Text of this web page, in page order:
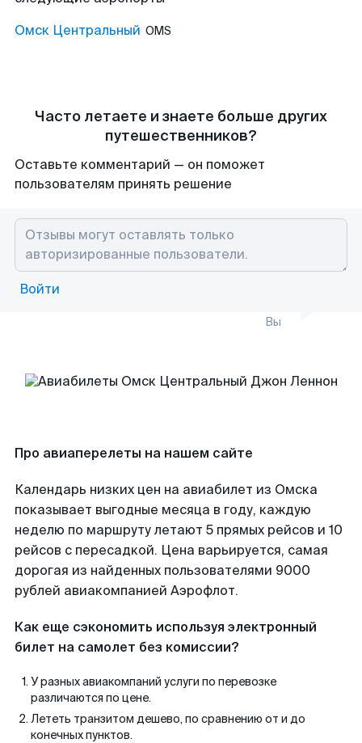
Омск Центральный OMS
Часто летаете и знаете больше других
путешественников?
Оставьте комментарий — он поможет
пользователям принять решение
Войти
Вы
Про авиаперелеты на нашем сайте
Календарь низких цен на авиабилет из Омска
показывает выгодные месяца в году, каждую
неделю по маршруту летают 5 прямых рейсов и 10
рейсов с пересадкой. Цена варьируется, самая
дорогая из найденных пользователями 9000
рублей авиакомпанией Аэрофлот.
Как еще сэкономить используя электронный
билет на самолет без комиссии?
У разных авиакомпаний услуги по перевозке
различаются по цене.
Лететь транзитом дешево, по сравнению от и до
конечных пунктов.